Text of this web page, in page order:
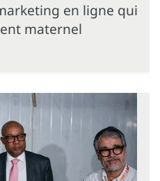
en ligne qui
maternel